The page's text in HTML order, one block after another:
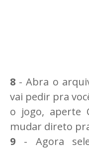
8 - Abra o
vai pedir pra
o jogo, aperte
mudar direto
9 - Agora